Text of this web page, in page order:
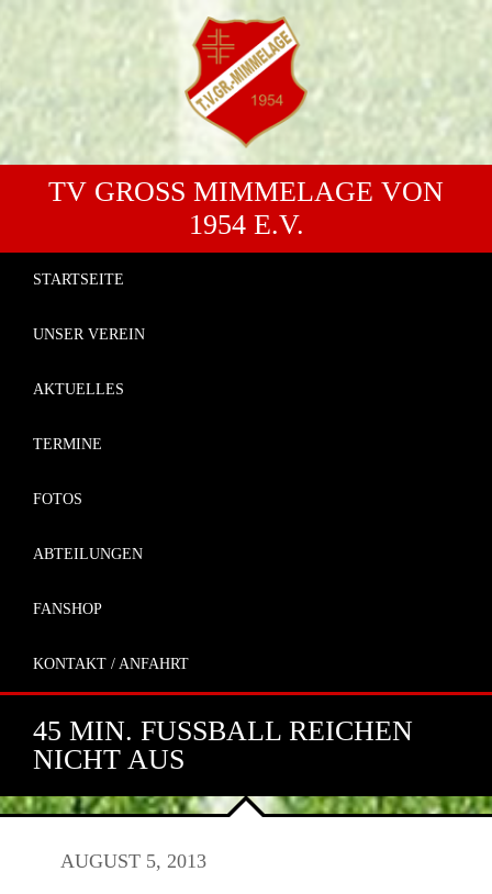
TV GROSS MIMMELAGE VON 1
954 E.V.
STARTSEITE
UNSER VEREIN
AKTUELLES
TERMINE
FOTOS
ABTEILUNGEN
FANSHOP
KONTAKT / ANFAHRT
45 MIN. FUSSBALL REICHEN N
ICHT AUS
AUGUST 5, 2013